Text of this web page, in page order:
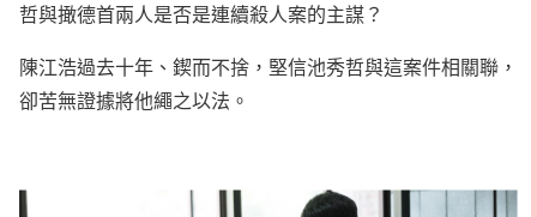
哲與撖德首兩人是否是連續殺人案的主謀？
陳江浩過去十年、鍥而不捨，堅信池秀哲與這案件相關聯，
卻苦無證據將他繩之以法。